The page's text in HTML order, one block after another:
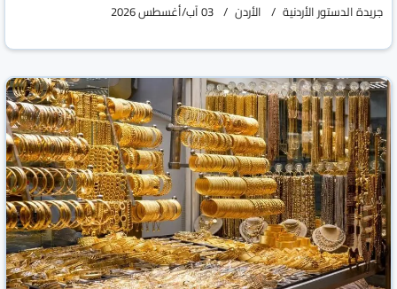
جريدة الدستور الأردنية الأردن 03 آب/أغسطس 2026